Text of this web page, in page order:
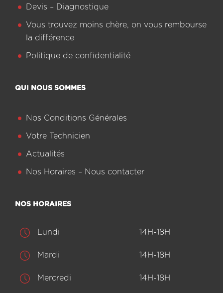
Devis – Diagnostique
Vous trouvez moins chère, on vous rembourse
la différence
Politique de confidentialité
QUI NOUS SOMMES
Nos Conditions Générales
Votre Technicien
Actualités
Nos Horaires – Nous contacter
NOS HORAIRES
Lundi 14H-18H
Mardi 14H-18H
Mercredi 14H-18H